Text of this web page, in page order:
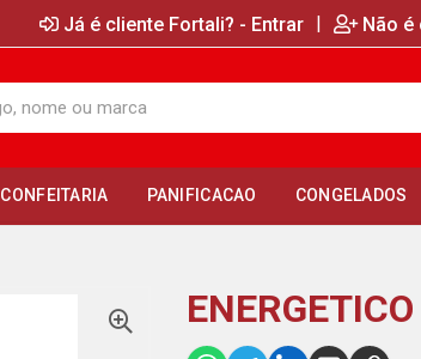
Já é cliente Fortali? - Entrar | Não é
CONFEITARIA PANIFICACAO CONGELADOS